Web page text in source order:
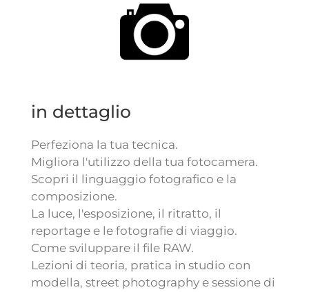
in dettaglio
Perfeziona la tua tecnica.
Migliora l'utilizzo della tua fotocamera.
Scopri il linguaggio fotografico e la
composizione.
La luce, l'esposizione, il ritratto, il
reportage e le fotografie di viaggio.
Come sviluppare il file RAW.
Lezioni di teoria, pratica in studio con
modella, street photography e sessione di